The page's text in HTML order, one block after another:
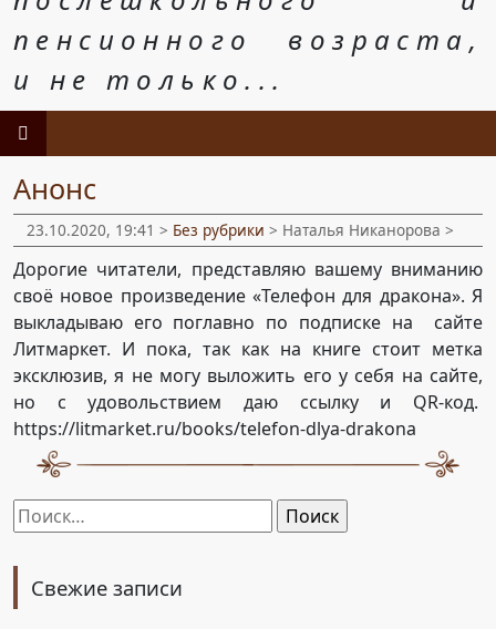
пенсионного возраста,
и не только...
Анонс
23.10.2020, 19:41 > Без рубрики > Наталья Никанорова >
Дорогие читатели, представляю вашему вниманию
своё новое произведение «Телефон для дракона». Я
выкладываю его поглавно по подписке на сайте
Литмаркет. И пока, так как на книге стоит метка
эксклюзив, я не могу выложить его у себя на сайте,
но с удовольствием даю ссылку и QR-код.
https://litmarket.ru/books/telefon-dlya-drakona
Найти:
Свежие записи